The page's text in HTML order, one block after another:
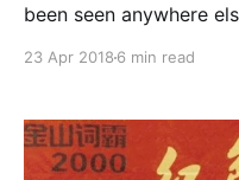
been seen anywhere
23 Apr 2018 6 min read